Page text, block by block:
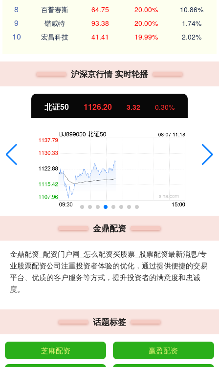
8 百普赛斯 64.75 20.00% 10.86%
9 锴威特 93.38 20.00% 1.74%
10 宏昌科技 41.41 19.99% 2.02%
沪深京行情 实时轮播
北证50 1126.20 3.32 0.30%
金鼎配资
金鼎配资_配资门户网_怎么配资买股票_股票配资最新消息/专
业股票配资公司注重投资者体验的优化，通过提供便捷的交易
平台、优质的客户服务等方式，提升投资者的满意度和忠诚
度。
话题标签
芝麻配资 赢盈配资